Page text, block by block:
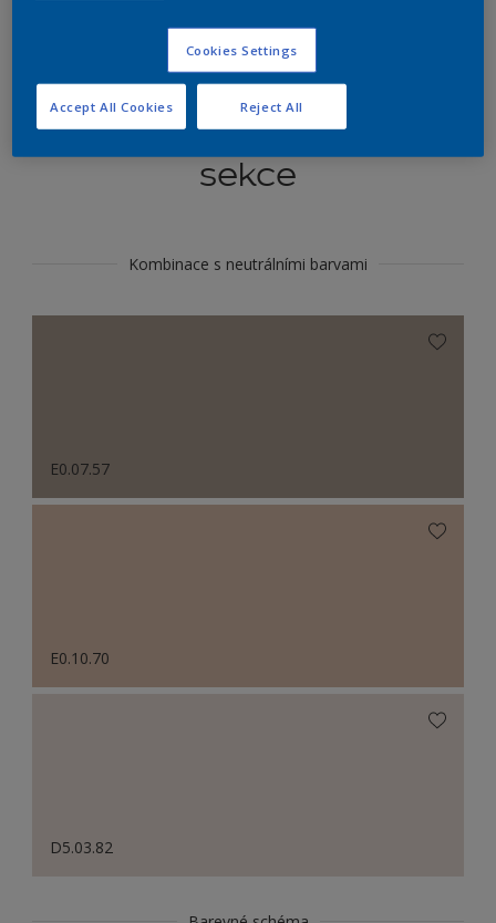
Koordinovat barevné
sekce
Kombinace s neutrálními barvami
E0.07.57
E0.10.70
D5.03.82
Cookies Settings
Reject All
Accept All Cookies